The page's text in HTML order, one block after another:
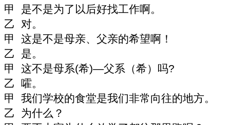
甲 是不是为了以后好找工作啊。
乙 对。
甲 这是不是母亲、父亲的希望啊！
乙 是。
甲 这不是母系(希)—父系（希）吗?
乙 嚯。
甲 我们学校的食堂是我们非常向往的地方。
乙 为什么？